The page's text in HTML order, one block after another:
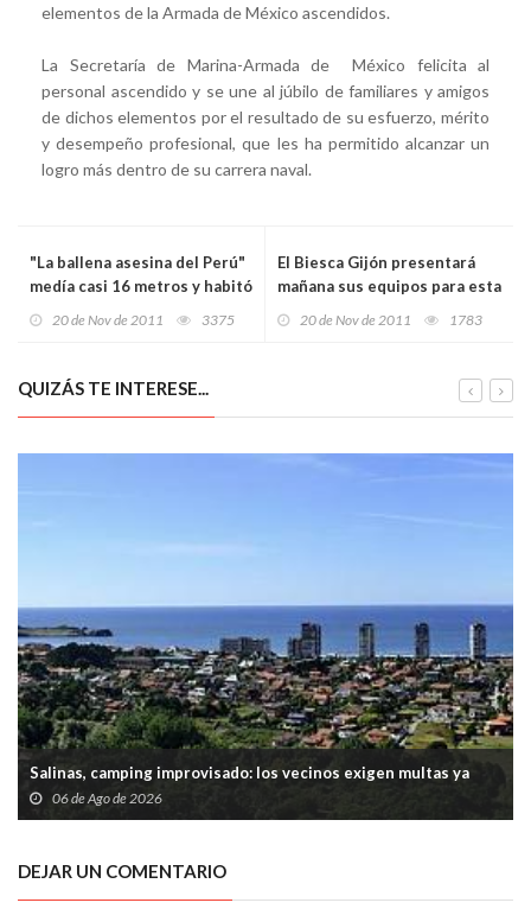
elementos de la Armada de México ascendidos.
La Secretaría de Marina-Armada de México felicita al
personal ascendido y se une al júbilo de familiares y amigos
de dichos elementos por el resultado de su esfuerzo, mérito
y desempeño profesional, que les ha permitido alcanzar un
logro más dentro de su carrera naval.
"La ballena asesina del Perú"
medía casi 16 metros y habitó
20 de Nov de 2011 3375
El Biesca Gijón presentará
mañana sus equipos para esta
20 de Nov de 2011 1783
QUIZÁS TE INTERESE...
Salinas, camping improvisado: los vecinos exigen multas ya
06 de Ago de 2026
DEJAR UN COMENTARIO